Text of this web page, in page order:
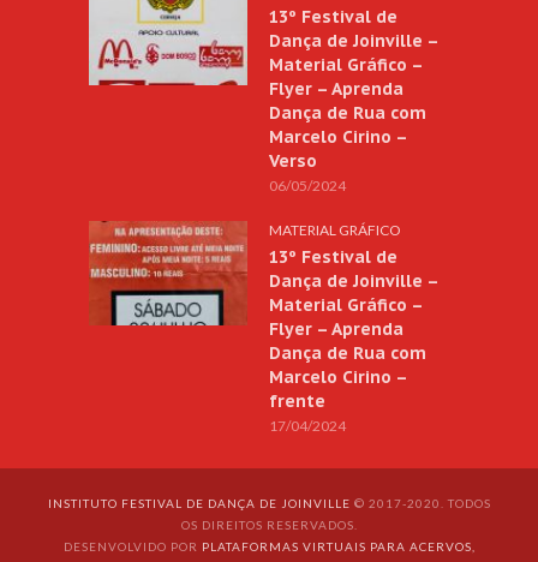
13º Festival de
Dança de Joinville –
Material Gráfico –
Flyer – Aprenda
Dança de Rua com
Marcelo Cirino –
Verso
06/05/2024
MATERIAL GRÁFICO
13º Festival de
Dança de Joinville –
Material Gráfico –
Flyer – Aprenda
Dança de Rua com
Marcelo Cirino –
frente
17/04/2024
INSTITUTO FESTIVAL DE DANÇA DE JOINVILLE © 2017-2020. TODOS
OS DIREITOS RESERVADOS.
DESENVOLVIDO POR PLATAFORMAS VIRTUAIS PARA ACERVOS,